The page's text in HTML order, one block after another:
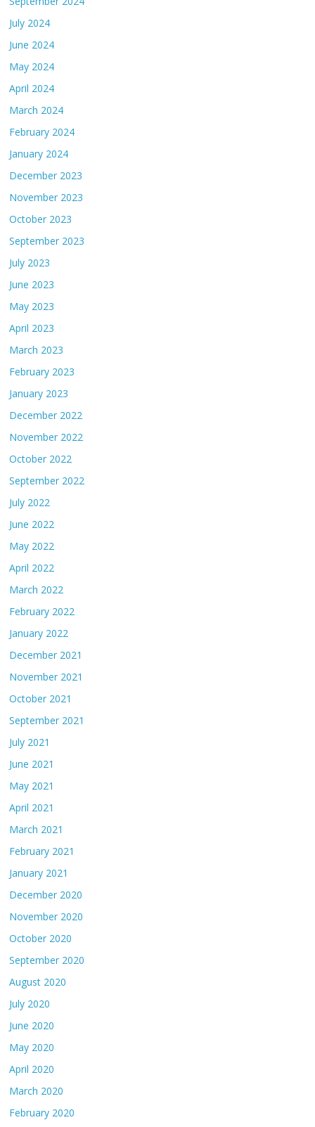
July 2024
June 2024
May 2024
April 2024
March 2024
February 2024
January 2024
December 2023
November 2023
October 2023
September 2023
July 2023
June 2023
May 2023
April 2023
March 2023
February 2023
January 2023
December 2022
November 2022
October 2022
September 2022
July 2022
June 2022
May 2022
April 2022
March 2022
February 2022
January 2022
December 2021
November 2021
October 2021
September 2021
July 2021
June 2021
May 2021
April 2021
March 2021
February 2021
January 2021
December 2020
November 2020
October 2020
September 2020
August 2020
July 2020
June 2020
May 2020
April 2020
March 2020
February 2020